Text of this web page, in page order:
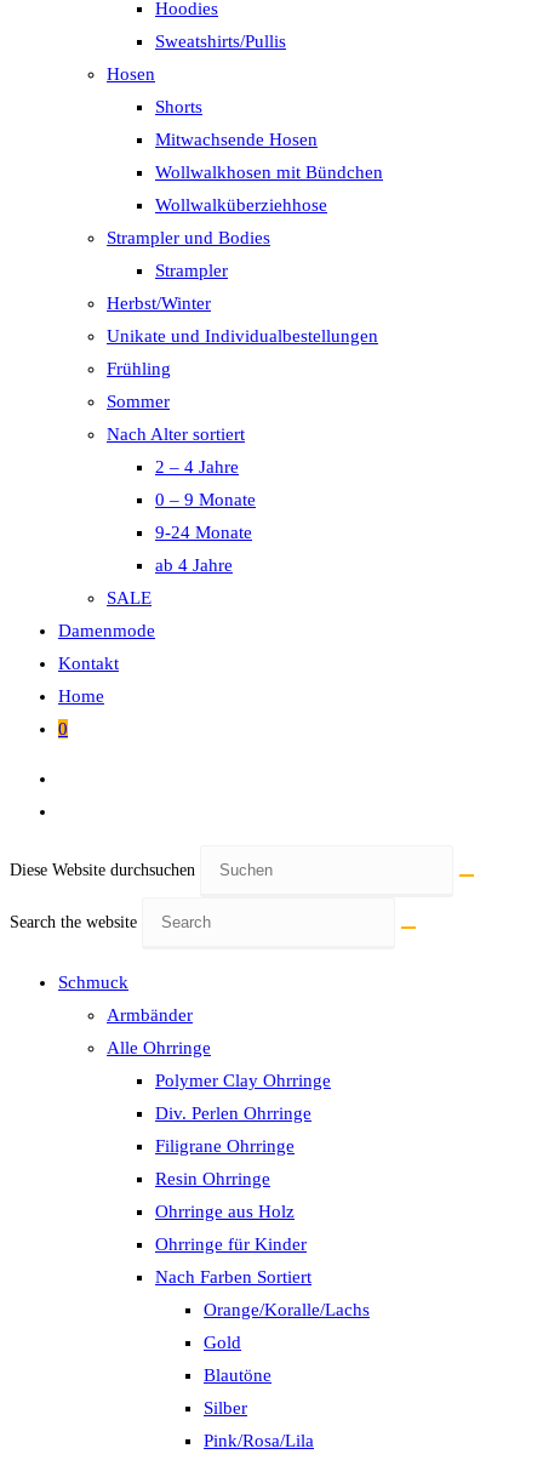
Hoodies
Sweatshirts/Pullis
Hosen
Shorts
Mitwachsende Hosen
Wollwalkhosen mit Bündchen
Wollwalküberziehhose
Strampler und Bodies
Strampler
Herbst/Winter
Unikate und Individualbestellungen
Frühling
Sommer
Nach Alter sortiert
2 – 4 Jahre
0 – 9 Monate
9-24 Monate
ab 4 Jahre
SALE
Damenmode
Kontakt
Home
0
Diese Website durchsuchen
Search the website
Schmuck
Armbänder
Alle Ohrringe
Polymer Clay Ohrringe
Div. Perlen Ohrringe
Filigrane Ohrringe
Resin Ohrringe
Ohrringe aus Holz
Ohrringe für Kinder
Nach Farben Sortiert
Orange/Koralle/Lachs
Gold
Blautöne
Silber
Pink/Rosa/Lila